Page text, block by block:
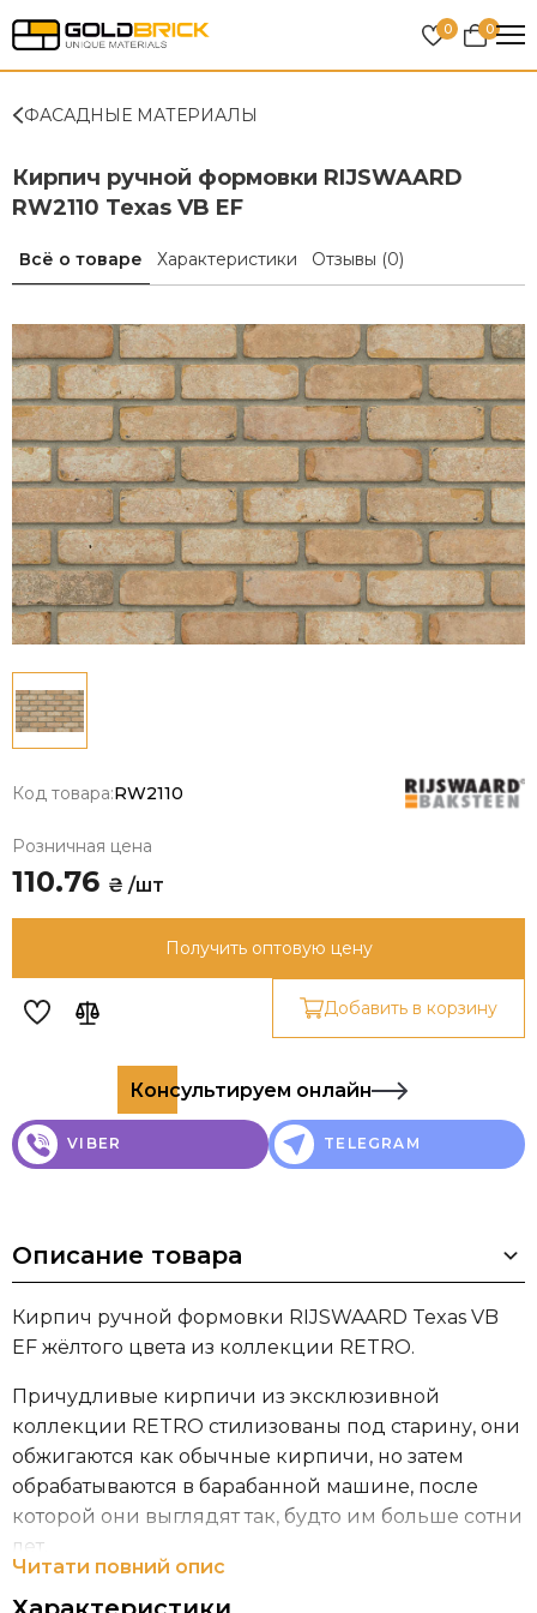
0 0
ФАСАДНЫЕ МАТЕРИАЛЫ
Кирпич ручной формовки RIJSWAARD
RW2110 Texas VB EF
Всё о товаре Характеристики Отзывы (0)
Код товара:RW2110
Розничная цена
110.76 ₴ /шт
Получить оптовую цену
Добавить в корзину
Консультируем онлайн
VIBER TELEGRAM
Описание товара
Кирпич ручной формовки RIJSWAARD Texas VB
EF жёлтого цвета из коллекции RETRO.
Причудливые кирпичи из эксклюзивной
коллекции RETRO стилизованы под старину, они
обжигаются как обычные кирпичи, но затем
обрабатываются в барабанной машине, после
которой они выглядят так, будто им больше сотни
лет.
Кирпичный завод Steenfabriek De Rijswaard имеет
Читати повний опис